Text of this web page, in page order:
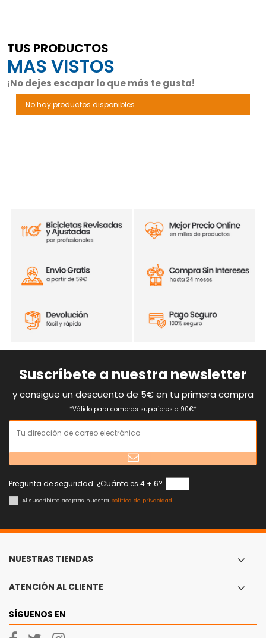
TUS PRODUCTOS
MAS VISTOS
¡No dejes escapar lo que más te gusta!
No hay productos disponibles.
Suscríbete a nuestra newsletter
y consigue un descuento de 5€ en tu primera compra
*Válido para compras superiores a 90€*
Pregunta de seguridad. ¿Cuánto es 4 + 6?
Al suscribirte aceptas nuestra política de privacidad
NUESTRAS TIENDAS
ATENCIÓN AL CLIENTE
SÍGUENOS EN